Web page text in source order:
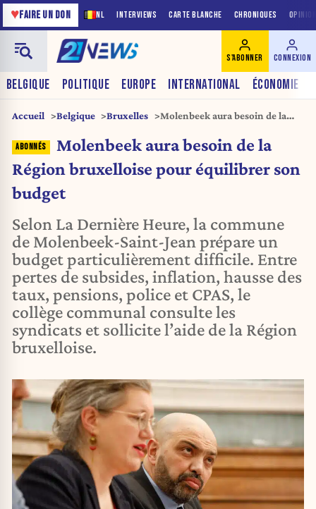
NL INTERVIEWS CARTE BLANCHE CHRONIQUES
♥FAIRE UN DON
BELGIQUE POLITIQUE EUROPE INTERNATIONAL ÉCONOMIE
S'ABONNER CONNEXION
Accueil Belgique Bruxelles
Molenbeek aura besoin de la
équilibrer son budget
Molenbeek aura besoin de la
Région bruxelloise pour équilibrer son
budget
Selon La Dernière Heure, la commune
de Molenbeek-Saint-Jean prépare un
budget particulièrement difficile. Entre
pertes de subsides, inflation, hausse des
taux, pensions, police et CPAS, le
collège communal consulte les
syndicats et sollicite l’aide de la Région
bruxelloise.